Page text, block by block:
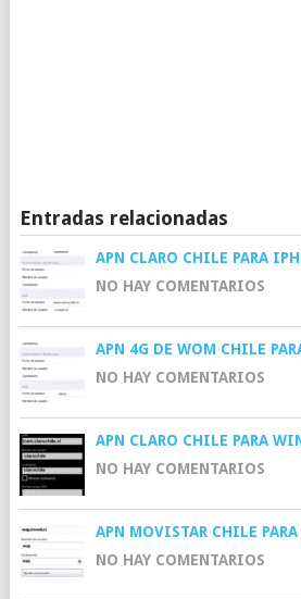
Entradas relacionadas
APN CLARO CHILE PARA
NO HAY COMENTARIOS
APN 4G DE WOM CHILE
NO HAY COMENTARIOS
APN CLARO CHILE PARA
NO HAY COMENTARIOS
APN MOVISTAR CHILE PARA
NO HAY COMENTARIOS